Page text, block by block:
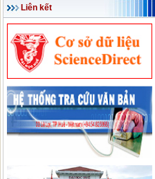
Liên kết